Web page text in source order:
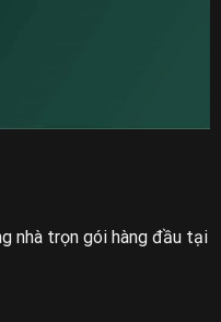
nhà trọn gói hàng đầu tại